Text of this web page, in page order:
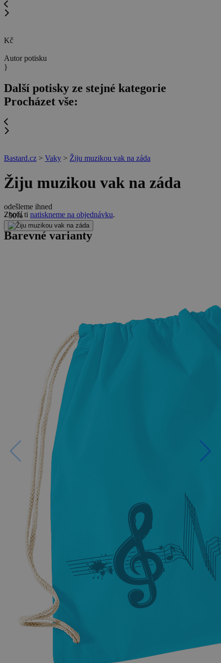
Kč
Autor potisku
}
Další potisky ze stejné kategorie
Procházet vše:
Bastard.cz > Vaky > Žiju muzikou vak na záda
Žiju muzikou vak na záda
odešleme ihned
- 50%
Zboží ti natiskneme na objednávku.
Barevné varianty